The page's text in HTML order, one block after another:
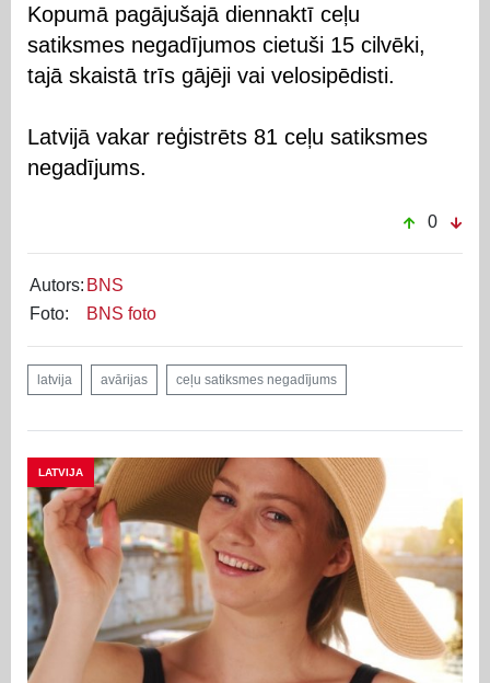
Kopumā pagājušajā diennaktī ceļu
satiksmes negadījumos cietuši 15 cilvēki,
tajā skaistā trīs gājēji vai velosipēdisti.
Latvijā vakar reģistrēts 81 ceļu satiksmes
negadījums.
0
Autors: BNS
Foto:
BNS foto
latvija avārijas ceļu satiksmes negadījums
LATVIJA